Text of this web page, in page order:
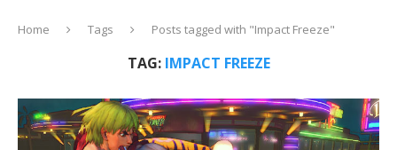
Home Tags Posts tagged with "Impact Freeze"
TAG: IMPACT FREEZE